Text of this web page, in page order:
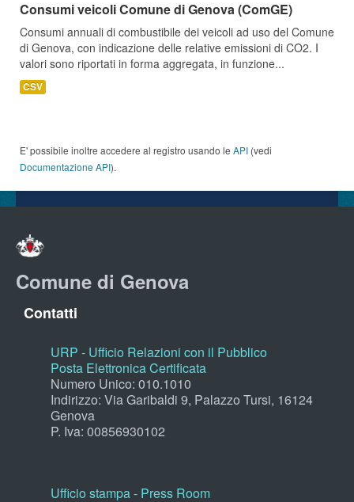
Consumi veicoli Comune di Genova (ComGE)
Consumi annuali di combustibile dei veicoli ad uso del Comune
di Genova, con indicazione delle relative emissioni di CO2. I
valori sono riportati in forma aggregata, in funzione...
CSV
E' possibile inoltre accedere al registro usando le API (vedi
Documentazione API).
Comune di Genova
Contatti
URP - Ufficio Relazioni con il Pubblico
Posta Elettronica Certificata
Numero Unico: 010.1010
Indirizzo: Via Garibaldi 9, Palazzo Tursi, 16124
Genova
P. Iva: 00856930102
Ufficio stampa - Press Room